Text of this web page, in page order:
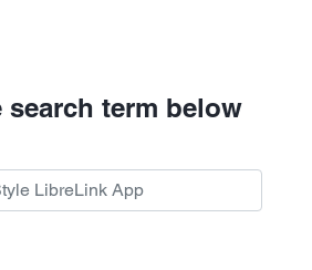
search term below